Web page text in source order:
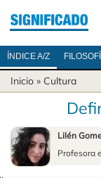
ÍNDICE A/Z
Inicio » Cultura
Lilén
Profesora